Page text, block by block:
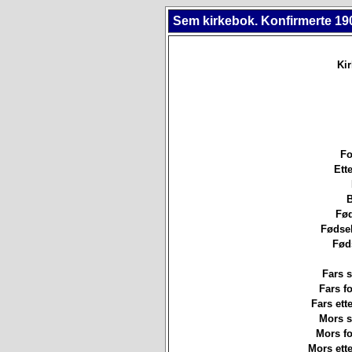
Sem kirkebok. Konfirmerte
Fars
Fars
Fars
Mors
Mors
Mors